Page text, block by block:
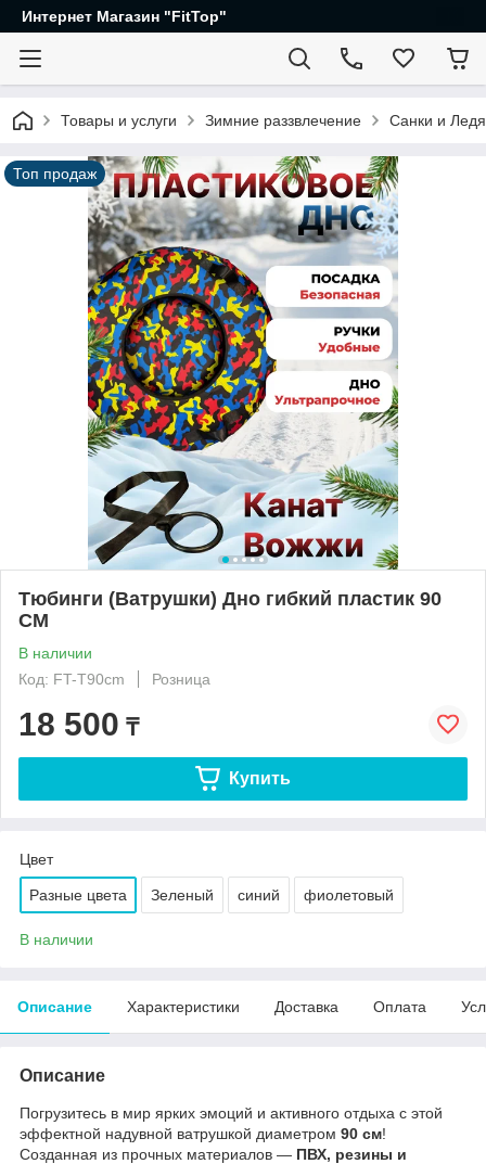
Интернет Магазин "FitTop"
Товары и услуги Зимние раззвлечение Санки и
Топ продаж
Тюбинги (Ватрушки) Дно гибкий пластик 90
СМ
В наличии
Код: FT-T90cm
Розница
18 500 ₸
Купить
Цвет
Разные цвета Зеленый синий фиолетовый
В наличии
Описание Характеристики Доставка Оплата
Описание
Погрузитесь в мир ярких эмоций и активного отдыха с этой
эффектной надувной ватрушкой диаметром 90 см!
Созданная из прочных материалов — ПВХ, резины и